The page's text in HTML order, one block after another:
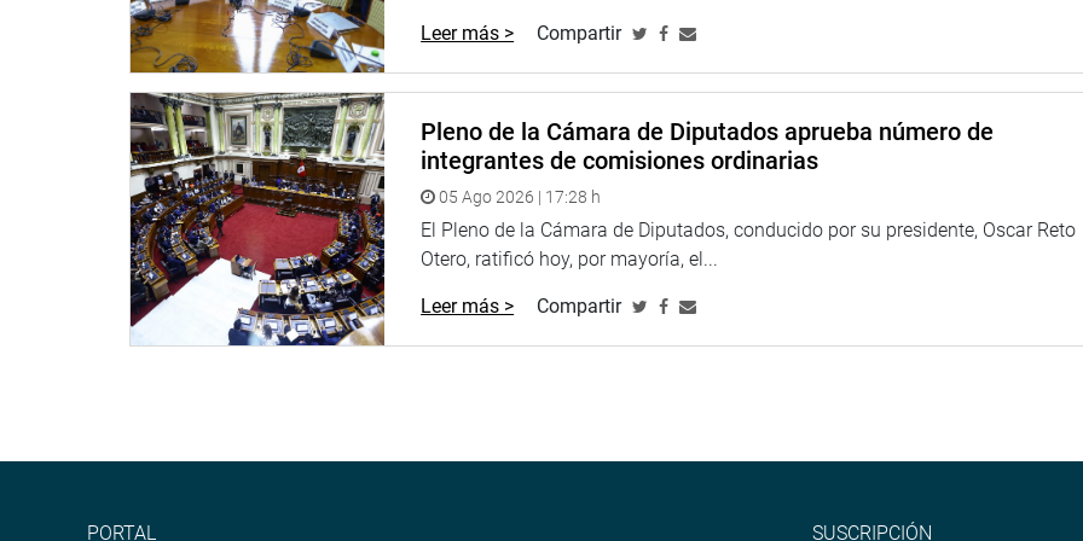
La moción aprobada indica, en uno de sus considerandos, que de la revisión del informe final de la Comisión
Vraem se recomienda que el Parlamento prosiga con el estudio, monitoreo y fiscalización a favor de esta
circunscripción territorial que agrupa a 69 distritos definidos en tres zonas (norte, centro y sur), en donde se han
aplicado durante los últimos catorce años un conjunto de acciones que no han logrado tener resultados
concretos respecto a la superación de la pobreza y superación de las precarias condiciones de vida.
OFICINA DE COMUNICACIONES
Leer más > Compartir
Pleno de la Cámara de Diputados aprueba número de
integrantes de comisiones ordinarias
05 Ago 2026 | 17:28 h
El Pleno de la Cámara de Diputados, conducido por su presidente, Oscar Reto
Otero, ratificó hoy, por mayoría, el...
Leer más > Compartir
PORTAL SUSCRIPCIÓN